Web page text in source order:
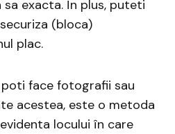
exacta. În plus, puteti
(bloca)
plac.
face fotografii sau
acestea, este o metoda
locului în care